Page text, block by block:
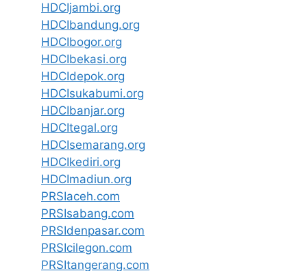
HDCIjambi.org
HDCIbandung.org
HDCIbogor.org
HDCIbekasi.org
HDCIdepok.org
HDCIsukabumi.org
HDCIbanjar.org
HDCItegal.org
HDCIsemarang.org
HDCIkediri.org
HDCImadiun.org
PRSIaceh.com
PRSIsabang.com
PRSIdenpasar.com
PRSIcilegon.com
PRSItangerang.com